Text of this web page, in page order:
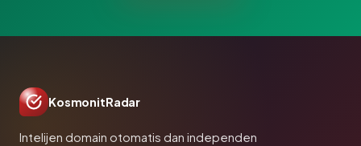
KosmonitRadar
Intelijen domain otomatis dan independen